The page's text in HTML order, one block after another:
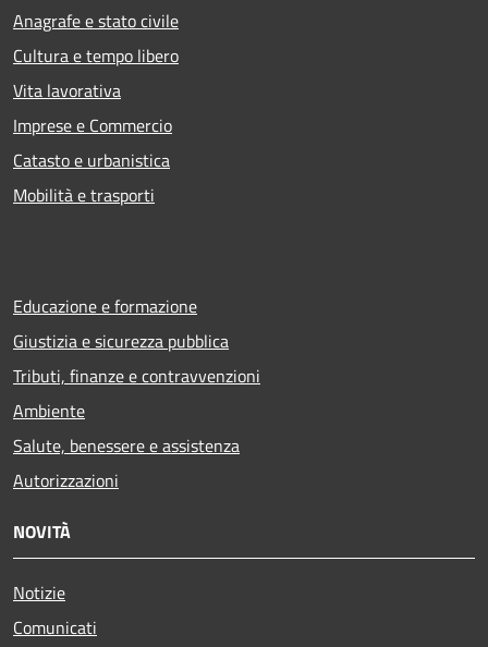
Anagrafe e stato civile
Cultura e tempo libero
Vita lavorativa
Imprese e Commercio
Catasto e urbanistica
Mobilità e trasporti
Educazione e formazione
Giustizia e sicurezza pubblica
Tributi, finanze e contravvenzioni
Ambiente
Salute, benessere e assistenza
Autorizzazioni
NOVITÀ
Notizie
Comunicati